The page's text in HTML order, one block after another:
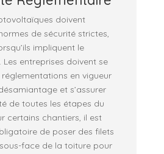
doivent
de sécurité strictes,
impliquent le
entreprises doivent se
en vigueur
et s’assurer
de toutes les étapes du
certains chantiers, il est
de poser des filets
face de la toiture pour